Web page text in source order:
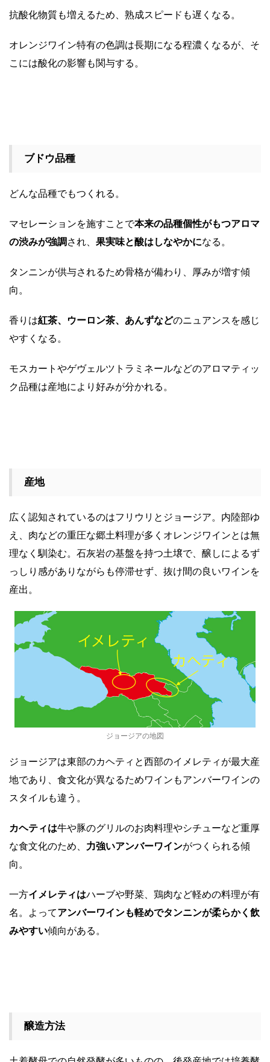
抗酸化物質も増えるため、熟成スピードも遅くなる。
オレンジワイン特有の色調は長期になる程濃くなるが、そ
こには酸化の影響も関与する。
ブドウ品種
どんな品種でもつくれる。
マセレーションを施すことで本来の品種個性がもつアロマ
の渋みが強調 され、 果実味と酸はしなやかになる。
タンニンが供与されるため骨格が備わり、厚みが増す傾
向。
香りは紅茶、ウーロン茶、あんずなどのニュアンスを感じ
やすくなる。
モスカートやゲヴェルツトラミネールなどのアロマティッ
ク品種は産地により好みが分かれる。
産地
広く認知されているのはフリウリとジョージア。内陸部ゆ
え、肉などの重圧な郷土料理が多くオレンジワインとは無
理なく馴染む。石灰岩の基盤を持つ土壌で、醸しによるず
っしり感がありながらも停滞せず、抜け間の良いワインを
産出。
ジョージアの地図
ジョージアは東部のカヘティと西部のイメレティが最大産
地であり、食文化が異なるためワインもアンバーワインの
スタイルも違う。
カヘティは牛や豚のグリルのお肉料理やシチューなど重厚
な食文化のため、 力強いアンバーワインがつくられる傾
向。
一方イメレティはハーブや野菜、鶏肉など軽めの料理が有
名。よってアンバーワインも軽めでタンニンが柔らかく飲
みやすい傾向がある。
醸造方法